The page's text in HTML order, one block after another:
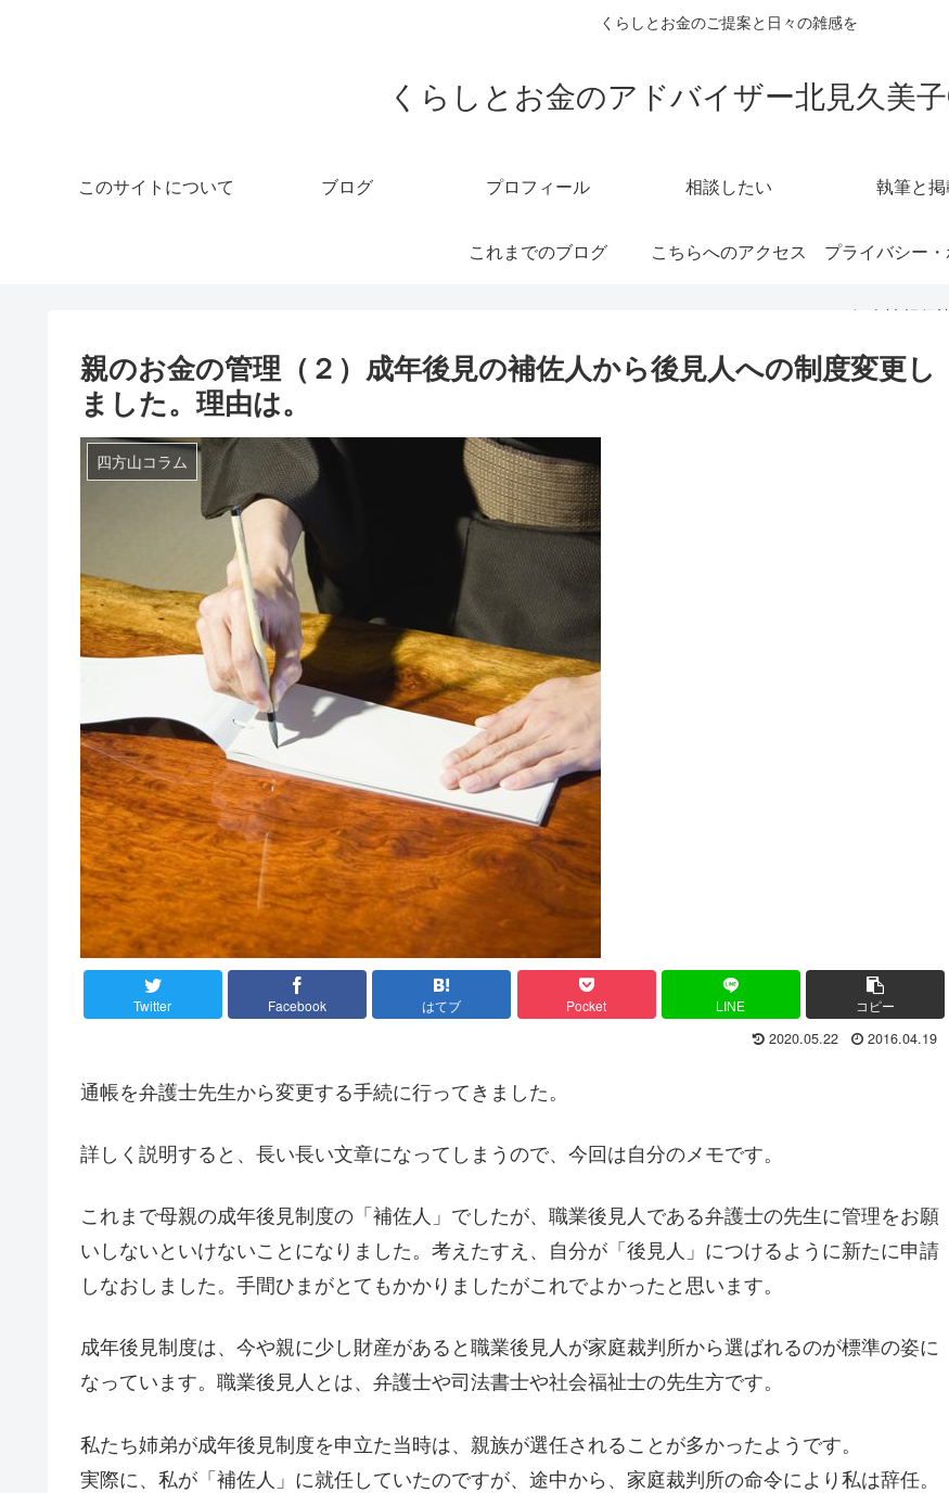
くらしとお金のご提案と日々の雑感を
くらしとお金のアドバイザー北見久美
このサイトについて ブログ プロフィール 相談したい 執筆と
これまでのブログ こちらへのアクセス プライバシー
（個人情報保
て）
親のお金の管理（２）成年後見の補佐人から後見人への制度変更し
ました。理由は。
四方山コラム
Twitter Facebook はてブ Pocket LINE コピー
2020.05.22 2016.04.19
通帳を弁護士先生から変更する手続に行ってきました。
詳しく説明すると、長い長い文章になってしまうので、今回は自分のメモです。
これまで母親の成年後見制度の「補佐人」でしたが、職業後見人である弁護士の先生に管理をお願
いしないといけないことになりました。考えたすえ、自分が「後見人」につけるように新たに申請
しなおしました。手間ひまがとてもかかりましたがこれでよかったと思います。
成年後見制度は、今や親に少し財産があると職業後見人が家庭裁判所から選ばれるのが標準の姿に
なっています。職業後見人とは、弁護士や司法書士や社会福祉士の先生方です。
私たち姉弟が成年後見制度を申立た当時は、親族が選任されることが多かったようです。
実際に、私が「補佐人」に就任していたのですが、途中から、家庭裁判所の命令により私は辞任。